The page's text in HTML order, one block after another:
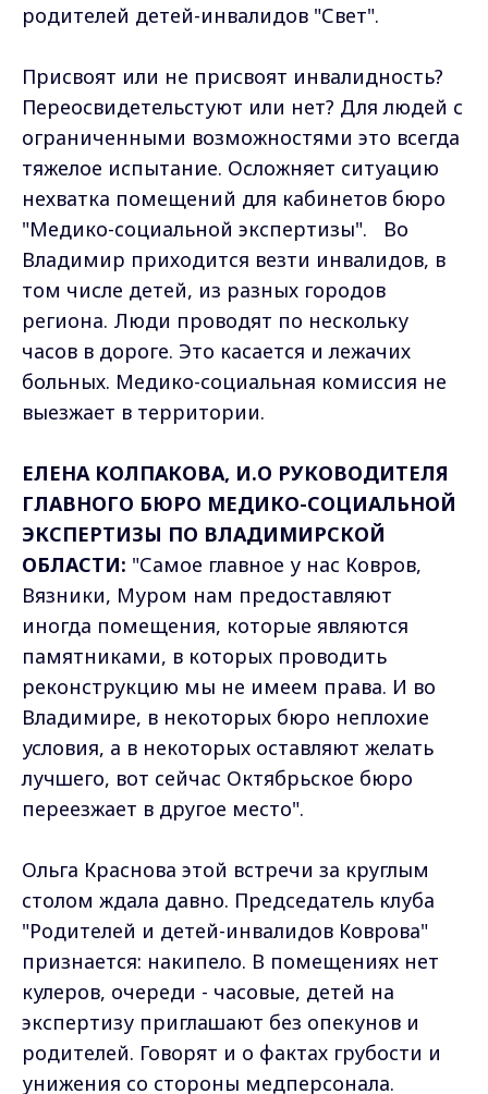
родителей детей-инвалидов "Свет".
Присвоят или не присвоят инвалидность?
Переосвидетельстуют или нет? Для людей с
ограниченными возможностями это всегда
тяжелое испытание. Осложняет ситуацию
нехватка помещений для кабинетов бюро
"Медико-социальной экспертизы". Во
Владимир приходится везти инвалидов, в
том числе детей, из разных городов
региона. Люди проводят по нескольку
часов в дороге. Это касается и лежачих
больных. Медико-социальная комиссия не
выезжает в территории.
ЕЛЕНА КОЛПАКОВА, И.О РУКОВОДИТЕЛЯ
ГЛАВНОГО БЮРО МЕДИКО-СОЦИАЛЬНОЙ
ЭКСПЕРТИЗЫ ПО ВЛАДИМИРСКОЙ
ОБЛАСТИ: "Самое главное у нас Ковров,
Вязники, Муром нам предоставляют
иногда помещения, которые являются
памятниками, в которых проводить
реконструкцию мы не имеем права. И во
Владимире, в некоторых бюро неплохие
условия, а в некоторых оставляют желать
лучшего, вот сейчас Октябрьское бюро
переезжает в другое место".
Ольга Краснова этой встречи за круглым
столом ждала давно. Председатель клуба
"Родителей и детей-инвалидов Коврова"
признается: накипело. В помещениях нет
кулеров, очереди - часовые, детей на
экспертизу приглашают без опекунов и
родителей. Говорят и о фактах грубости и
унижения со стороны медперсонала.